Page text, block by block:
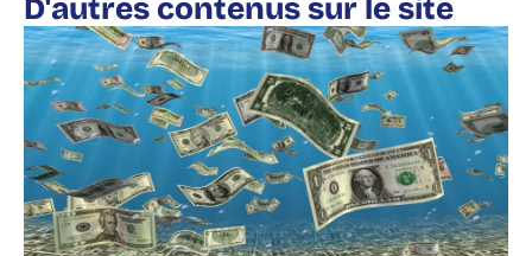
D'autres contenus sur le site